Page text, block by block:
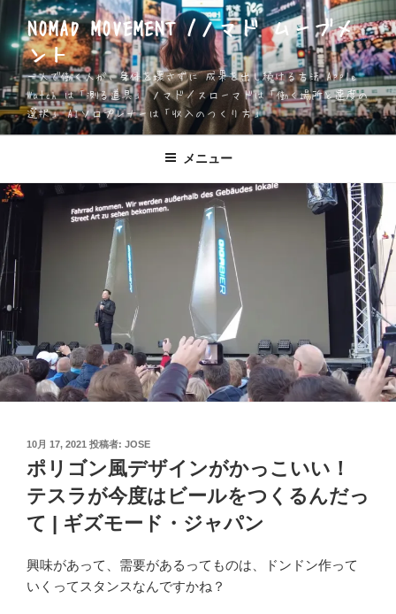
ン
テ
ン
ツ
へ
ス
プ
NOMAD MOVEMENT /ノマド ムーブメ
ント
一人で働く人が、身体を壊さずに 成果を出し続ける方法 Apple
Watch は「測る道具」 ノマド／スローマドは「働く場所と速度の
選択」 AIソロプレナーは「収入のつくり方」
メニュー
投
日:
10月 17, 2021 投稿者: JOSE
ポリゴン風デザインがかっこいい！
テスラが今度はビールをつくるんだっ
て | ギズモード・ジャパン
興味があって、需要があるってものは、ドンドン作って
いくってスタンスなんですかね？